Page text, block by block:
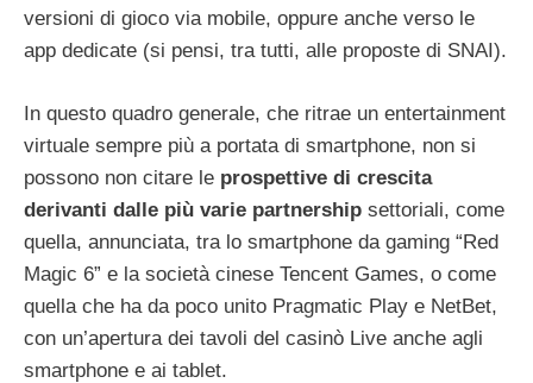
versioni di gioco via mobile, oppure anche verso le
app dedicate (si pensi, tra tutti, alle proposte di SNAI).
In questo quadro generale, che ritrae un entertainment
virtuale sempre più a portata di smartphone, non si
possono non citare le prospettive di crescita
derivanti dalle più varie partnership settoriali, come
quella, annunciata, tra lo smartphone da gaming “Red
Magic 6” e la società cinese Tencent Games, o come
quella che ha da poco unito Pragmatic Play e NetBet,
con un’apertura dei tavoli del casinò Live anche agli
smartphone e ai tablet.